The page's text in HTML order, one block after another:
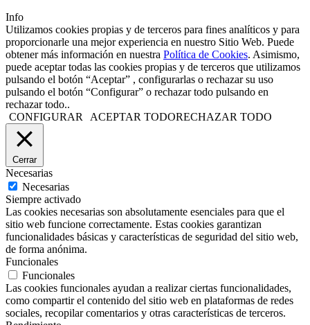
Info
Utilizamos cookies propias y de terceros para fines analíticos y para
proporcionarle una mejor experiencia en nuestro Sitio Web. Puede
obtener más información en nuestra Política de Cookies. Asimismo,
puede aceptar todas las cookies propias y de terceros que utilizamos
pulsando el botón “Aceptar” , configurarlas o rechazar su uso
pulsando el botón “Configurar” o rechazar todo pulsando en
rechazar todo..
CONFIGURAR
ACEPTAR TODORECHAZAR TODO
Cerrar
Necesarias
Necesarias
Siempre activado
Las cookies necesarias son absolutamente esenciales para que el
sitio web funcione correctamente. Estas cookies garantizan
funcionalidades básicas y características de seguridad del sitio web,
de forma anónima.
Funcionales
Funcionales
Las cookies funcionales ayudan a realizar ciertas funcionalidades,
como compartir el contenido del sitio web en plataformas de redes
sociales, recopilar comentarios y otras características de terceros.